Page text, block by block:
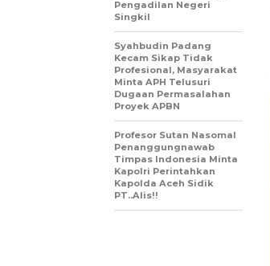
Pengadilan Negeri
Singkil
Syahbudin Padang
Kecam Sikap Tidak
Profesional, Masyarakat
Minta APH Telusuri
Dugaan Permasalahan
Proyek APBN
Profesor Sutan Nasomal
Penanggungnawab
Timpas Indonesia Minta
Kapolri Perintahkan
Kapolda Aceh Sidik
PT..Alis!!